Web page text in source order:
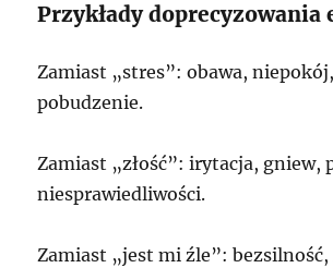
Przykłady doprecyzowania
Zamiast „stres”: obawa,
pobudzenie.
Zamiast „złość”: irytacja, gniew,
niesprawiedliwości.
Zamiast „jest mi źle”: